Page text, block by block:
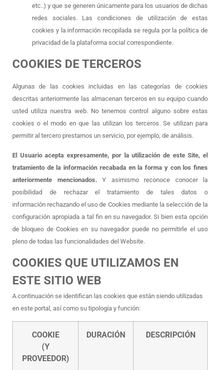
etc..) y que se generen únicamente para los usuarios de dichas
redes sociales. Las condiciones de utilización de estas
cookies y la información recopilada se regula por la política de
privacidad de la plataforma social correspondiente.
COOKIES DE TERCEROS
Algunas de las cookies incluidas en las categorías de cookies
descritas anteriormente las almacenan terceros en su equipo cuando
usted utiliza nuestra web. No tenemos control alguno sobre estas
cookies o el modo en que las utilizan los terceros. Se utilizan para
permitir al tercero prestarnos un servicio, por ejemplo, de análisis.
El Usuario acepta expresamente, por la utilización de este Site, el
tratamiento de la información recabada en la forma y con los fines
anteriormente mencionados. Y asimismo reconoce conocer la
posibilidad de rechazar el tratamiento de tales datos o
información rechazando el uso de Cookies mediante la selección de la
configuración apropiada a tal fin en su navegador. Si bien esta opción
de bloqueo de Cookies en su navegador puede no permitirle el uso
pleno de todas las funcionalidades del Website.
COOKIES QUE UTILIZAMOS EN
ESTE SITIO WEB
A continuación se identifican las cookies que están siendo utilizadas
en este portal, así como su tipología y función:
COOKIE
(Y
PROVEEDOR)
DURACIÓN DESCRIPCIÓN